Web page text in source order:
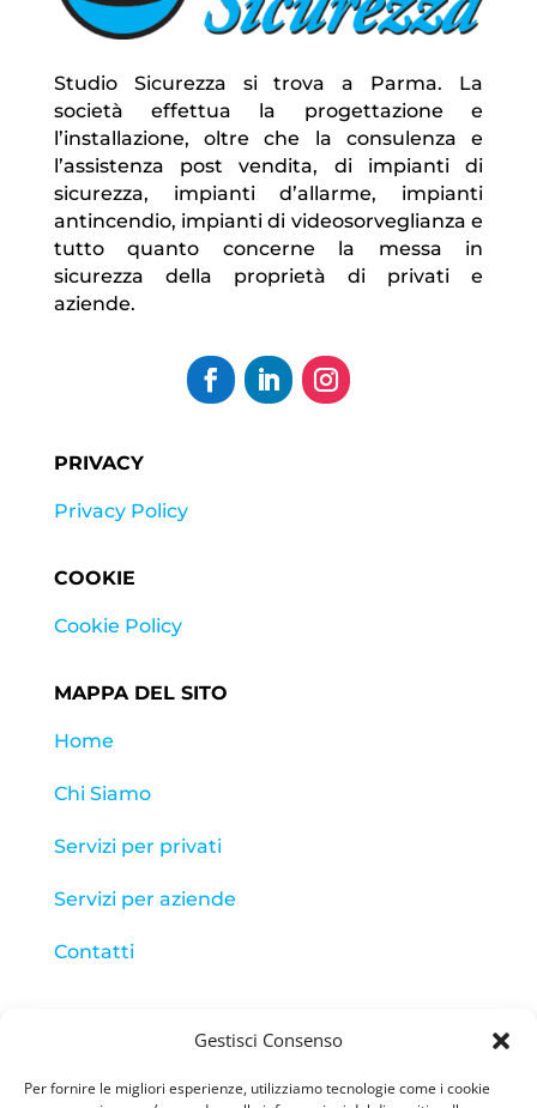
Gestisci Consenso
Per fornire le migliori esperienze, utilizziamo tecnologie come i cookie
Studio Sicurezza si trova a Parma. La
società effettua la progettazione e
l’installazione, oltre che la consulenza e
l’assistenza post vendita, di impianti di
sicurezza, impianti d’allarme, impianti
antincendio, impianti di videosorveglianza e
tutto quanto concerne la messa in
sicurezza della proprietà di privati e
aziende.
PRIVACY
Privacy Policy
COOKIE
Cookie Policy
MAPPA DEL SITO
Home
Chi Siamo
Servizi per privati
Servizi per aziende
Contatti